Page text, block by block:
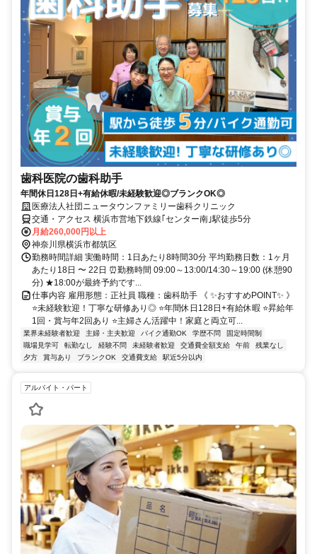
歯科医院の歯科助手
年間休日128日+有給休暇/未経験歓迎◎ブランクOK◎
医療法人社団ニュータウンファミリー歯科クリニック
交通・アクセス 横浜市営地下鉄線｢センター南｣駅徒歩5分
月給260,000円以上
神奈川県横浜市都筑区
勤務時間詳細 実働時間：1日あたり8時間30分 平均勤務日数：1ヶ月
あたり18日 〜 22日 ⏰勤務時間 09:00～13:00/14:30～19:00 (休憩90
分) ★18:00が最終予約です...
仕事内容 雇用形態：正社員 職種：歯科助手 《 ✨おすすめPOINT✨ 》
⭐未経験歓迎！丁寧な研修あり◎ ⭐年間休日128日+有給休暇 ⭐昇給年
1回・賞与年2回あり ⭐主婦さん活躍中！家庭と両立可...
業界未経験者歓迎 主婦・主夫歓迎 バイク通勤OK 学歴不問
固定時間制
職場見学可
転勤なし 経験不問 未経験者歓迎 交通費全額支給 午前
残業なし
夕方
賞与あり ブランクOK 交通費支給 駅近5分以内
アルバイト・パート